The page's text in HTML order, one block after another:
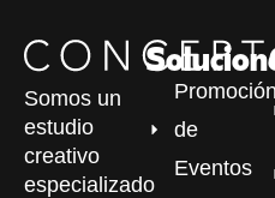
Somos un
estudio
creativo
especializado
Promoción
de
Eventos